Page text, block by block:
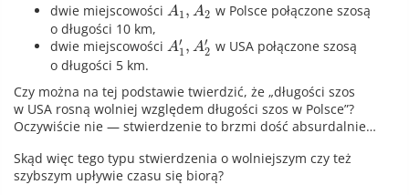
dwie miejscowości A1, A2 w Polsce połączone szosą
o długości 10 km,
dwie miejscowości A′
1, A′
2 w USA połączone szosą
o długości 5 km.
Czy można na tej podstawie twierdzić, że „długości szos
w USA rosną wolniej względem długości szos w Polsce”?
Oczywiście nie — stwierdzenie to brzmi dość absurdalnie…
Skąd więc tego typu stwierdzenia o wolniejszym czy też
szybszym upływie czasu się biorą?